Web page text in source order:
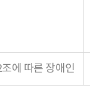
에 따른 장애인